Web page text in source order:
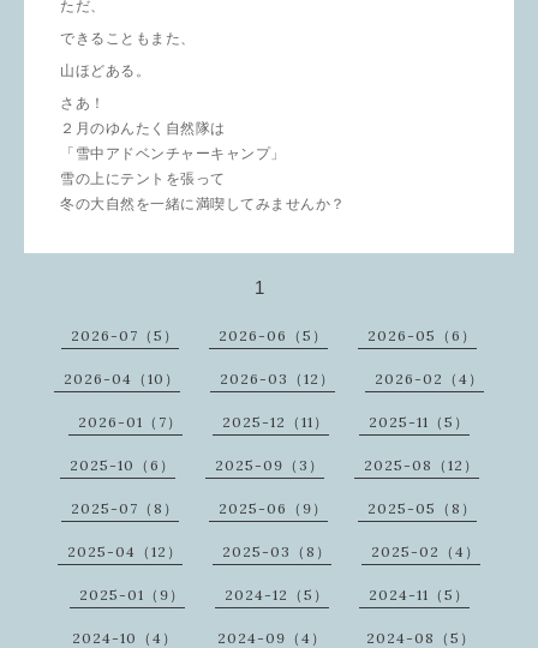
ただ、
できることもまた、
山ほどある。
さあ！
２月のゆんたく自然隊は
「雪中アドベンチャーキャンプ」
雪の上にテントを張って
冬の大自然を一緒に満喫してみませんか？
1
2026-07（5） 2026-06（5） 2026-05（6）
2026-04（10） 2026-03（12） 2026-02（4）
2026-01（7） 2025-12（11） 2025-11（5）
2025-10（6） 2025-09（3） 2025-08（12）
2025-07（8） 2025-06（9） 2025-05（8）
2025-04（12） 2025-03（8） 2025-02（4）
2025-01（9） 2024-12（5） 2024-11（5）
2024-10（4） 2024-09（4） 2024-08（5）